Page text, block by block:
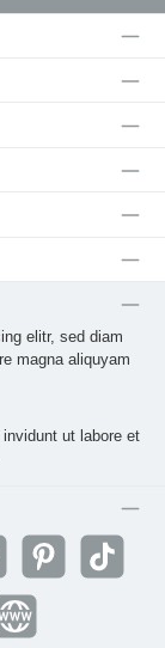
elitr, sed diam
magna aliquyam
ut labore et
Pinterest TikTok